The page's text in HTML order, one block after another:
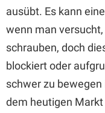
ausübt. Es kann
wenn man
schrauben, doch
blockiert oder
schwer zu
dem heutigen